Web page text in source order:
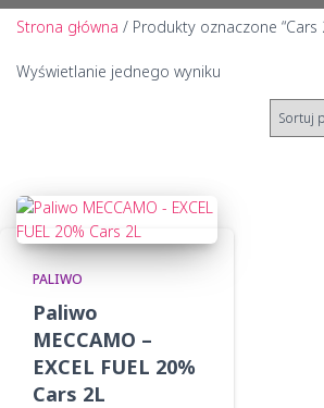
Strona główna / Produkty oznaczone “Cars
Wyświetlanie jednego wyniku
PALIWO
Paliwo
MECCAMO –
EXCEL FUEL 20%
Cars 2L